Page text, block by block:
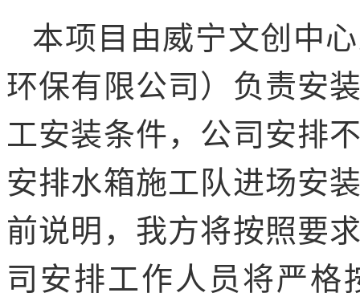
本项目由威宁文创中
环保有限公司）负责安
工安装条件，公司安排
安排水箱施工队进场安
前说明，我方将按照要
司安排工作人员将严格